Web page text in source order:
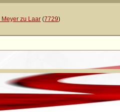
Meyer zu Laar (7729)